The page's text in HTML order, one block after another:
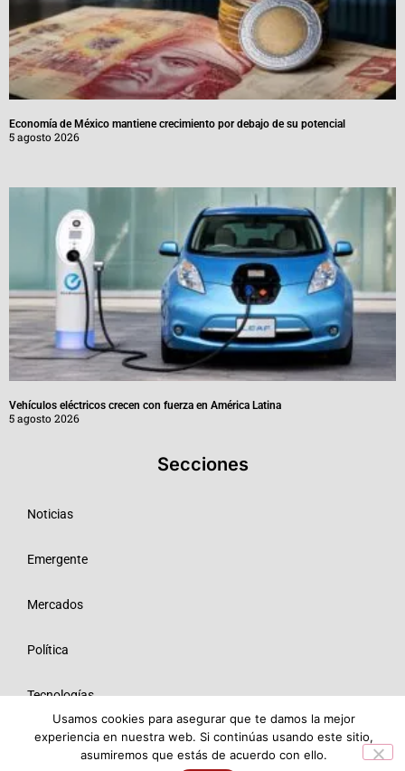
Economía de México mantiene crecimiento por debajo de su potencial
5 agosto 2026
Vehículos eléctricos crecen con fuerza en América Latina
5 agosto 2026
Secciones
Noticias
Emergente
Mercados
Política
Tecnologías
Opinión
Usamos cookies para asegurar que te damos la mejor
experiencia en nuestra web. Si continúas usando este sitio,
asumiremos que estás de acuerdo con ello.